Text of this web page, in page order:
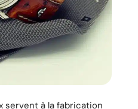
servent à la fabrication